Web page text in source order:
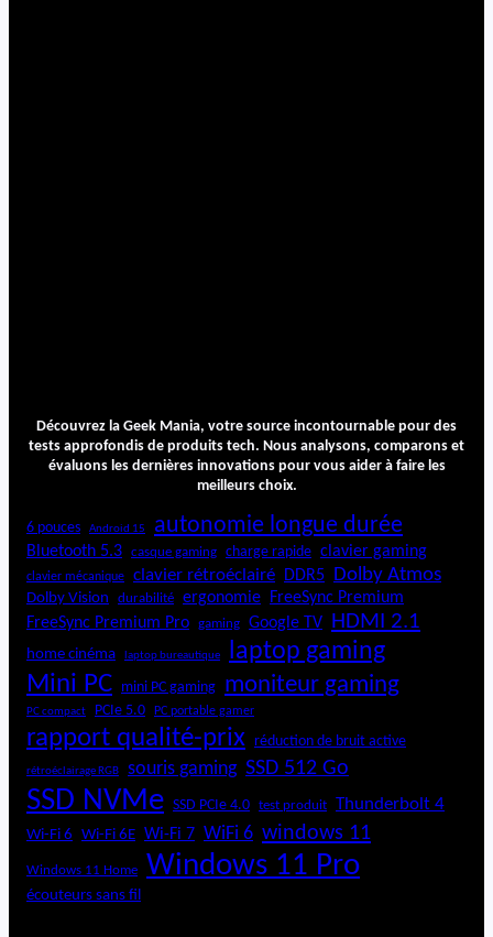
Découvrez la Geek Mania, votre source incontournable pour des
tests approfondis de produits tech. Nous analysons, comparons et
évaluons les dernières innovations pour vous aider à faire les
meilleurs choix.
6 pouces Android 15 autonomie longue durée
Bluetooth 5.3 casque gaming charge rapide clavier gaming
clavier mécanique clavier rétroéclairé DDR5 Dolby Atmos
Dolby Vision durabilité ergonomie
FreeSync Premium
FreeSync Premium Pro
gaming Google TV HDMI 2.1
home cinéma laptop bureautique laptop gaming
Mini PC mini PC gaming moniteur gaming
PC compact PCIe 5.0 PC portable gamer
rapport qualité-prix réduction de bruit active
rétroéclairage RGB souris gaming SSD 512 Go
SSD NVMe SSD PCIe 4.0 test produit Thunderbolt 4
Wi-Fi 6 Wi-Fi 6E Wi-Fi 7 WiFi 6 windows 11
Windows 11 Home Windows 11 Pro
écouteurs sans fil